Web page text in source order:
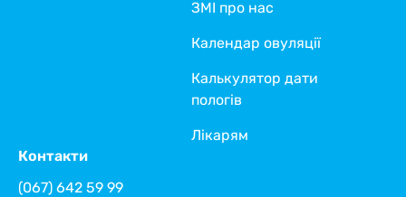
ЗМІ про нас
Календар овуляції
Калькулятор дати
пологів
Лікарям
Контакти
(067) 642 59 99